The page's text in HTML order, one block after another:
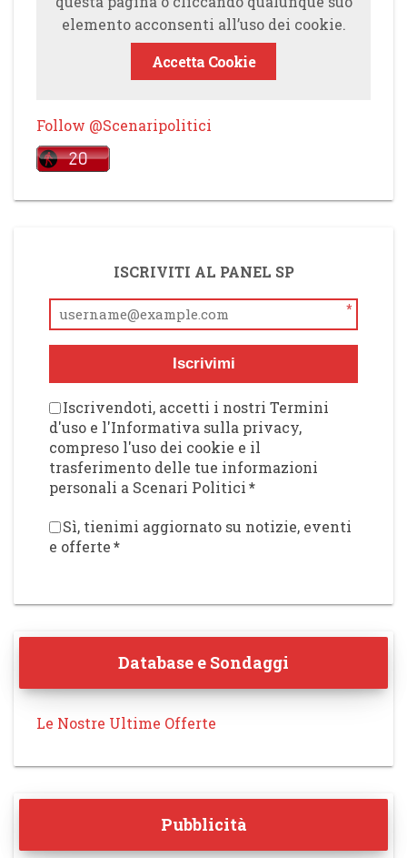
elemento acconsenti all’uso dei cookie.
Accetta Cookie
Follow @Scenaripolitici
ISCRIVITI AL PANEL SP
*
Iscrivimi
Iscrivendoti, accetti i nostri Termini
d'uso e l'Informativa sulla privacy,
compreso l'uso dei cookie e il
trasferimento delle tue informazioni
personali a Scenari Politici*
Sì, tienimi aggiornato su notizie, eventi
e offerte*
Database e Sondaggi
Le Nostre Ultime Offerte
Pubblicità